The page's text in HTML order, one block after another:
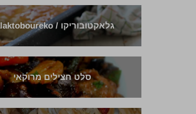
גלאקטובוריקו / galaktoboureko
סלט חצילים מרוקאי